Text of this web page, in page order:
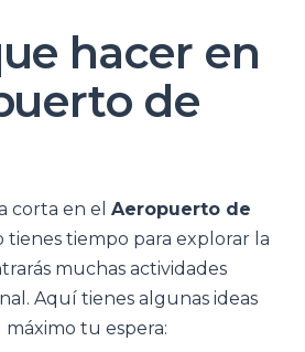
hacer en
de
corta en el Aeropuerto de
tienes tiempo para explorar la
muchas actividades
Aquí tienes algunas ideas
tu espera: